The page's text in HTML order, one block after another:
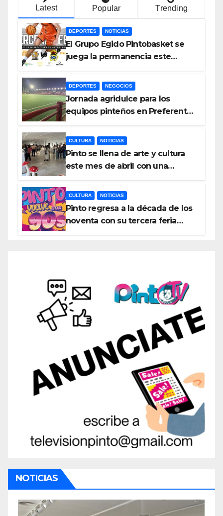
Latest Popular Trending
DEPORTES NOTICIAS
El Grupo Egido Pintobasket se
juega la permanencia este
Asturias
DEPORTES NEGOCIOS
Jornada agridulce para los
equipos pinteños en Preferente
Pinto bajo amenaza
CULTURA NOTICIAS
Pinto se llena de arte y cultura
este mes de abril con una
exposiciones y espectáculos
CULTURA NOTICIAS
Pinto regresa a la década de los
noventa con su tercera feria
NOTICIAS